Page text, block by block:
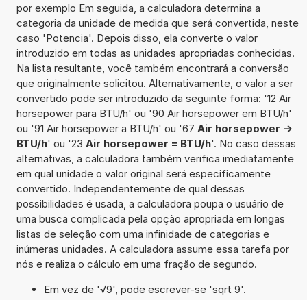
por exemplo Em seguida, a calculadora determina a
categoria da unidade de medida que será convertida, neste
caso 'Potencia'. Depois disso, ela converte o valor
introduzido em todas as unidades apropriadas conhecidas.
Na lista resultante, você também encontrará a conversão
que originalmente solicitou. Alternativamente, o valor a ser
convertido pode ser introduzido da seguinte forma: '12 Air
horsepower para BTU/h' ou '90 Air horsepower em BTU/h'
ou '91 Air horsepower a BTU/h' ou '67 Air horsepower ->
BTU/h' ou '23 Air horsepower = BTU/h'. No caso dessas
alternativas, a calculadora também verifica imediatamente
em qual unidade o valor original será especificamente
convertido. Independentemente de qual dessas
possibilidades é usada, a calculadora poupa o usuário de
uma busca complicada pela opção apropriada em longas
listas de seleção com uma infinidade de categorias e
inúmeras unidades. A calculadora assume essa tarefa por
nós e realiza o cálculo em uma fração de segundo.
Em vez de '√9', pode escrever-se 'sqrt 9'.